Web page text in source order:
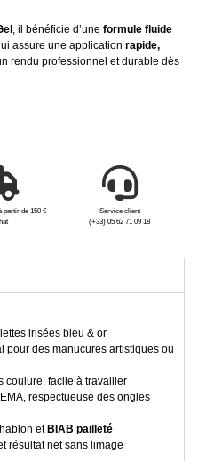
, il bénéficie d’une formule fluide
assure une application rapide,
rendu professionnel et durable dès
partir de 150 €
Service client
(+33) 05 62 71 09 18
irisées bleu & or
pour des manucures artistiques ou
coulure, facile à travailler
respectueuse des ongles
et BIAB pailleté
résultat net sans limage